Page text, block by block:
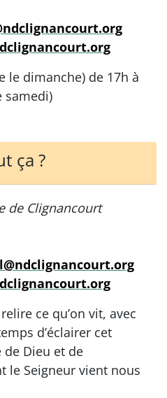
le dimanche) de 17h à
samedi)
ça ?
de Clignancourt
ce qu’on vit, avec
d’éclairer cet
de Dieu et de
le Seigneur vient nous